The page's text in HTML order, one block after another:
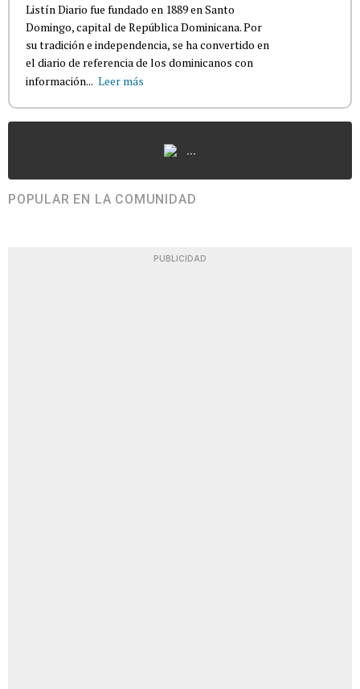
Listín Diario fue fundado en 1889 en Santo
Domingo, capital de República Dominicana. Por
su tradición e independencia, se ha convertido en
el diario de referencia de los dominicanos con
información... Leer más
...
POPULAR EN LA COMUNIDAD
PUBLICIDAD